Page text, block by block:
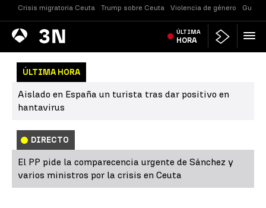
Crisis migratoria Ceuta Trump sobre Ceuta Violencia de género
Antena
3 Noticias ÚLTIMA
HORA
ÚLTIMA HORA
Aislado en España un turista tras dar positivo en
hantavirus
DIRECTO
El PP pide la comparecencia urgente de Sánchez y
varios ministros por la crisis en Ceuta